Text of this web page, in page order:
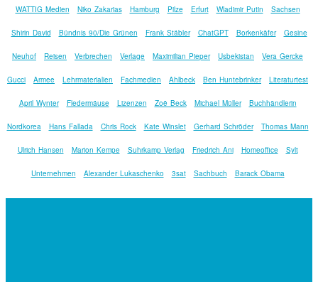
WATTIG Medien Niko Zakarias Hamburg Pilze Erfurt Wladimir Putin Sachsen
Shirin David Bündnis 90/Die Grünen Frank Stäbler ChatGPT Borkenkäfer Gesine
Neuhof Reisen Verbrechen Verlage Maximilian Pieper Usbekistan Vera Gercke
Gucci Armee Lehrmaterialien Fachmedien Ahlbeck Ben Huntebrinker Literaturtest
April Wynter Fledermäuse Lizenzen Zoë Beck Michael Müller Buchhändlerin
Nordkorea Hans Fallada Chris Rock Kate Winslet Gerhard Schröder Thomas Mann
Ulrich Hansen Marion Kempe Suhrkamp Verlag Friedrich Ani Homeoffice Sylt
Unternehmen Alexander Lukaschenko 3sat Sachbuch Barack Obama